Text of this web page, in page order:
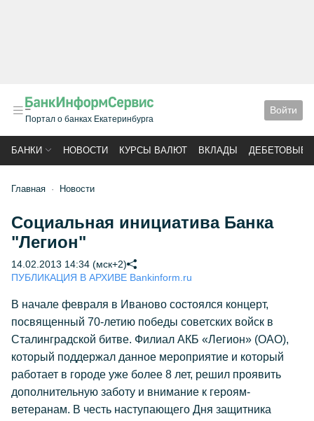
Портал о банках Екатеринбурга
Войти
БАНКИ НОВОСТИ КУРСЫ ВАЛЮТ ВКЛАДЫ ДЕБЕТОВЫЕ
Главная Новости
Социальная инициатива Банка
"Легион"
14.02.2013 14:34 (мск+2)
ПУБЛИКАЦИЯ В АРХИВЕ Bankinform.ru
В начале февраля в Иваново состоялся концерт,
посвященный 70-летию победы советских войск в
Сталинградской битве. Филиал АКБ «Легион» (ОАО),
который поддержал данное мероприятие и который
работает в городе уже более 8 лет, решил проявить
дополнительную заботу и внимание к героям-
ветеранам. В честь наступающего Дня защитника